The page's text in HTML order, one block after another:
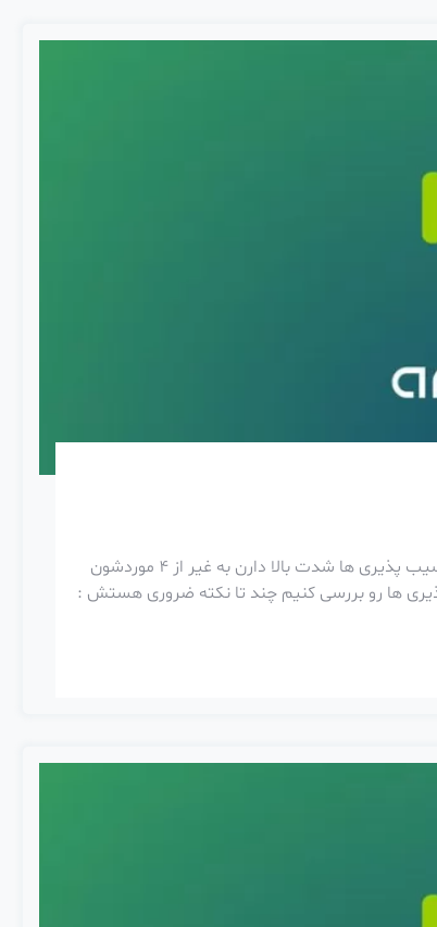
گوگل برای ماه سپتامبر، 34 آسیب پذیری رو در اندروید اصلاح کرده. همه آسیب پذیری ها شدت بالا دارن به غیر از 4 موردشون
ها رو بررسی کنیم چند تا نکته ضروری هستش :